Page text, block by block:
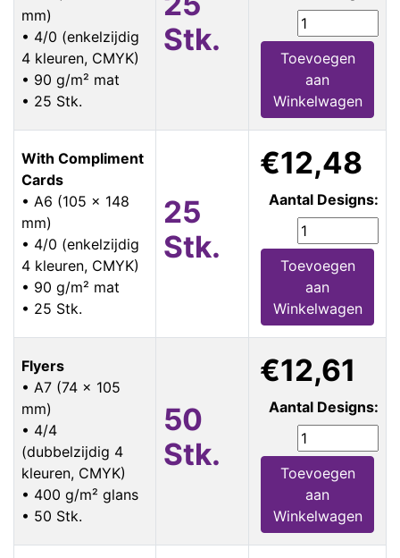
mm)
• 4/0 (enkelzijdig
4 kleuren, CMYK)
• 90 g/m² mat
• 25 Stk.
Stk.
Toevoegen
aan
Winkelwagen
With Compliment
Cards
• A6 (105 x 148
mm)
• 4/0 (enkelzijdig
4 kleuren, CMYK)
• 90 g/m² mat
• 25 Stk.
25
Stk.
€12,48
Aantal Designs:
Toevoegen
aan
Winkelwagen
Flyers
• A7 (74 x 105
mm)
• 4/4
(dubbelzijdig 4
kleuren, CMYK)
• 400 g/m² glans
• 50 Stk.
50
Stk.
€12,61
Aantal Designs:
Toevoegen
aan
Winkelwagen